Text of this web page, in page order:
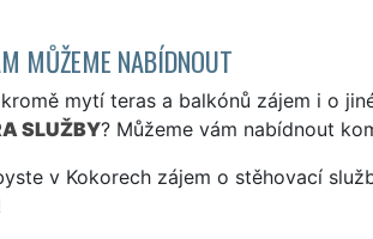
MŮŽEME NABÍDNOUT
mytí teras a balkónů zájem i o
SLUŽBY? Můžeme vám nabídnout
v Kokorech zájem o stěhovací